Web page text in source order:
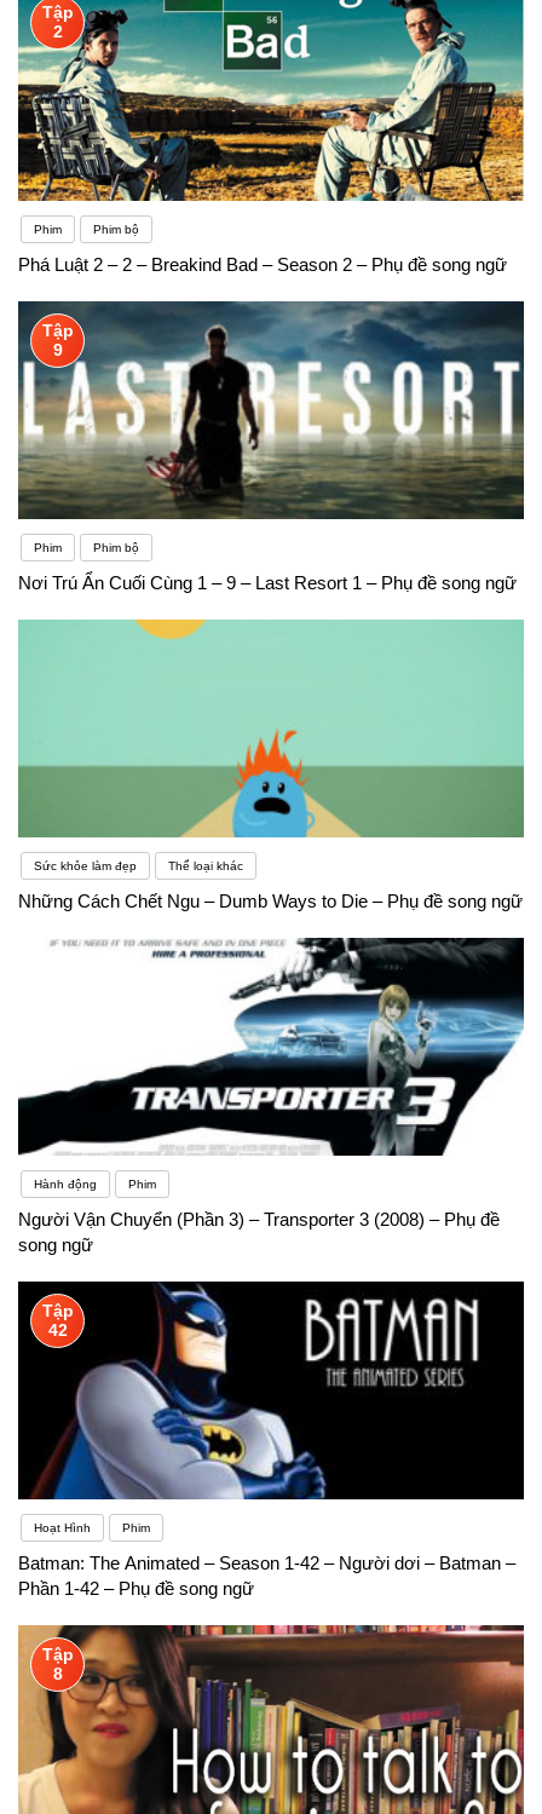
Tập
2
Phim Phim bộ
Phá Luật 2 – 2 – Breakind Bad – Season 2 – Phụ đề song ngữ
Tập
9
Phim Phim bộ
Nơi Trú Ẩn Cuối Cùng 1 – 9 – Last Resort 1 – Phụ đề song ngữ
Sức khỏe làm đẹp Thể loại khác
Những Cách Chết Ngu – Dumb Ways to Die – Phụ đề song ngữ
Hành động Phim
Người Vận Chuyển (Phần 3) – Transporter 3 (2008) – Phụ đề
song ngữ
Tập
42
Hoạt Hình Phim
Batman: The Animated – Season 1-42 – Người dơi – Batman –
Phần 1-42 – Phụ đề song ngữ
Tập
8